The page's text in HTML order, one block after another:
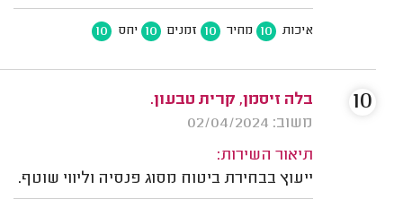
איכות 10 מחיר 10 זמנים 10 יחס 10
בלה זיסמן, קרית טבעון.
משוב: 02/04/2024
תיאור השירות:
ייעוץ בבחירת ביטוח מסוג פנסיה וליווי שוטף.
10